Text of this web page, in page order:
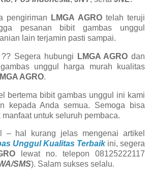
pengiriman LMGA AGROtelah teruji
pesanan bibit gambas unggul
lain terjamin pasti sampai.
Segera hubungi LMGA AGRO dan
unggul harga murah kualitas
AGRO.
bertema bibit gambas unggul ini kami
kepada Anda semua. Semoga bisa
untuk seluruh pembaca.
– hal kurang jelas mengenai artikel
Unggul Kualitas Terbaikini, segera
lewat no. telepon 08125222117
SMS). Salam sukses selalu.